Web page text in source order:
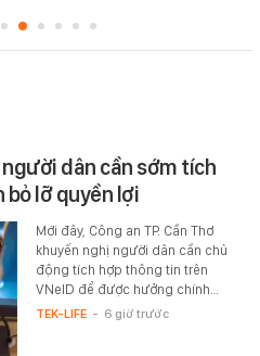
dân cần sớm tích
bỏ lỡ quyền lợi
Mới đây, Công an TP. Cần Thơ
khuyến nghị người dân cần chủ
động tích hợp thông tin trên
VNeID để được hưởng chính…
TEK-LIFE - 6 giờ trước